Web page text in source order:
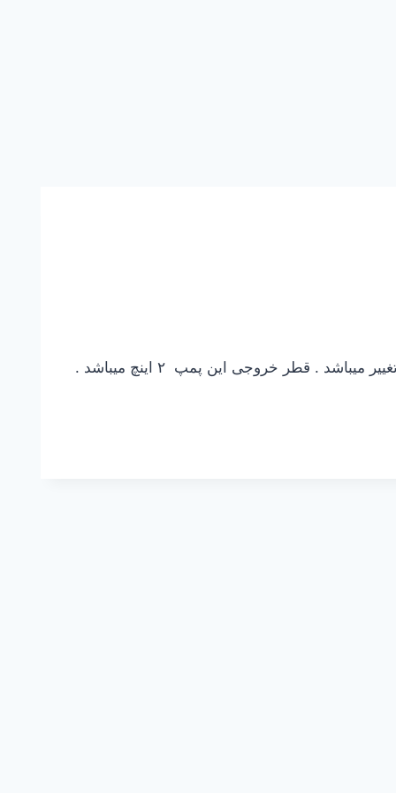
این پمپ بسته به مقدار دبی و فشار از ۰٫۷۵ کیلووات تا ۲٫۲ کیلووات و دور های ۵۰۰ و ۳۰۰ و ۱۰۰ دور در دقیقه قابل تغییر میباشد . قطر خروجی این پمپ ۲ اینچ میباشد .